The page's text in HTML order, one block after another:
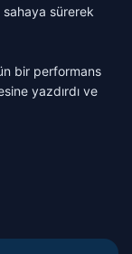
sahaya sürerek
bir performans
yazdırdı ve